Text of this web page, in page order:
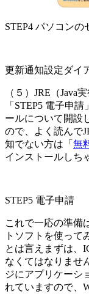
STEP4 パソコンの
更新通知設定ダイ
（５）JRE（Java
「STEP5 電子申
ールについて開設
ので、よく読んで
知でない方は「 無
インストールしち
STEP5 電子申請
これで一応の準備
トソフトを使って
とは言えまずは、
なくてはなりませ
ジにアプリケーシ
れていますので、